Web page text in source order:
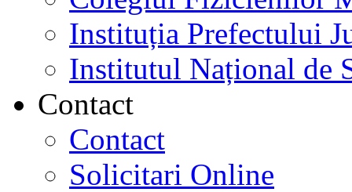
Instituția Prefectului
Institutul Național de
Contact
Contact
Solicitari Online